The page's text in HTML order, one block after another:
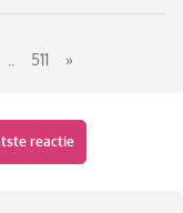
écht waar nieuws.
511 »
reactie